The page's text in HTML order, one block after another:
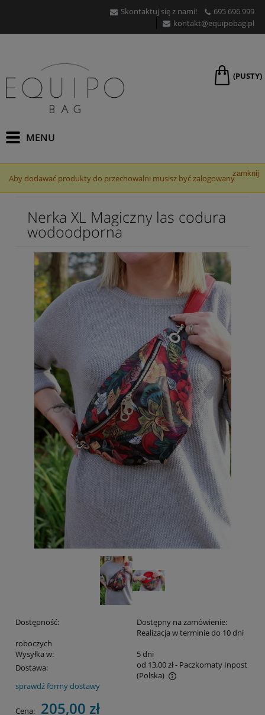
Skontaktuj się z nami!
695 696 999
kontakt@equipobag.pl
(PUSTY)
zamknij
Aby dodawać produkty do przechowalni musisz być zalogowany
Nerka XL Magiczny las codura
wodoodporna
Dostępność:
Dostępny na zamówienie:
Realizacja w terminie do 10 dni
roboczych
Wysyłka w:
5 dni
Dostawa:
od 13,00 zł- Paczkomaty Inpost
(Polska)
Cena nie zawiera ewentualnych kosztów płatności
sprawdź formy dostawy
Cena: 205,00 zł